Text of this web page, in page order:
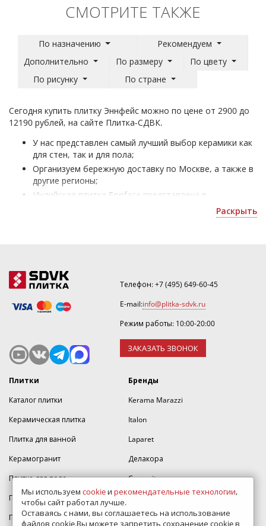
СМОТРИТЕ ТАКЖЕ
По назначению
Рекомендуем
Дополнительно
По размеру
По цвету
По рисунку
По стране
Сегодня купить плитку Эннфейс можно по цене от 2900 до
12190 рублей, на сайте Плитка-СДВК.
У нас представлен самый лучший выбор керамики как
для стен, так и для пола;
Организуем бережную доставку по Москве, а также в
другие регионы;
Индийская плитка Ennface представлена в
разнообразии: размера - 2800x1200, 2400x800 мм,
рисунка - цветы, яркая, цвета - черно-белый, темно-
Stone входят: керамогранит;
Оформляя заказ, Вы получаете официальную
также возможность приобрести товар по акции или
Раскрыть
Телефон:+7 (495) 649-60-45
E-mail:info@plitka-sdvk.ru
Режим работы: 10:00-20:00
ЗАКАЗАТЬ ЗВОНОК
Плитки
Каталог плитки
Керамическая плитка
Плитка для ванной
Керамогранит
Плитка для пола
Плитка для кухни
Плитка для стен
Бренды
Kerama Marazzi
Italon
Laparet
Делакора
Cersanit
AltaCera
Alma Ceramica
Мы используем cookieи рекомендательные технологии,
чтобы сайт работал лучше.
Оставаясь с нами, вы соглашаетесь на использование
файлов cookie.Вы можете запретить сохранение cookie в